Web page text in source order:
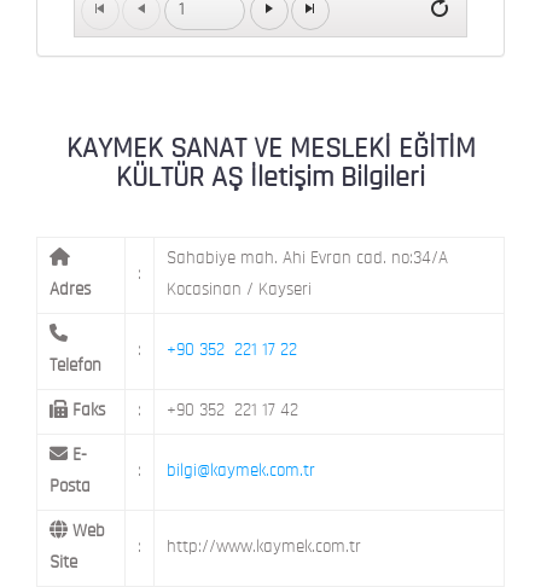
Kaymek Köşk Sosyal
Köşk Mahallesi, Orgeneral Eşref Bitlis
KAYMEK SÜMER MEVLANA MAH. 8. CAD. NO: 28
MİMARSİNAN DEMOKRASİ MAH. FATİN
1
KAYMEK SANAT VE MESLEKİ EĞİTİM
KÜLTÜR AŞ İletişim Bilgileri
Adres
:
Sahabiye mah. Ahi Evran cad. no:34/A
Kocasinan / Kayseri
Telefon
: +90 352 221 17 22
Faks : +90 352 221 17 42
E-
Posta
: bilgi@kaymek.com.tr
Web
Site
: http://www.kaymek.com.tr